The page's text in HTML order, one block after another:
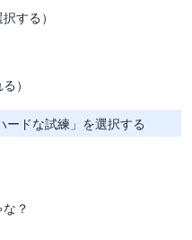
する）
）
ードな試練」を選択する
？